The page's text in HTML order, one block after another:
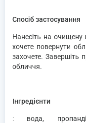
Спосіб застосування
Нанесіть на очищену
хочете повернути
захочете. Завершіть
обличчя.
Інгредієнти
: вода,